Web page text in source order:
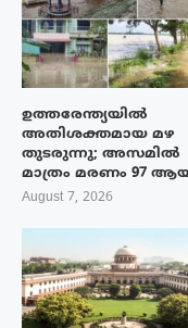
ഉത്തരേന്ത്യയിൽ
അതിശക്തമായ മഴ
തുടരുന്നു; അസമിൽ
മാത്രം മരണം 97
August 7, 2026